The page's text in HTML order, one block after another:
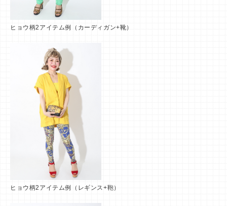
ヒョウ柄2アイテム例（カーディガン+靴）
ヒョウ柄2アイテム例（レギンス+鞄）